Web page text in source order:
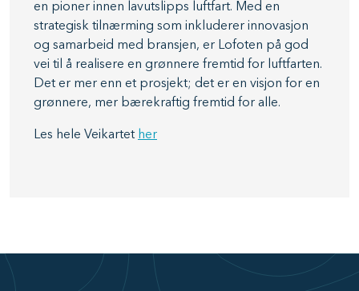
en pioner innen lavutslipps luftfart. Med en
strategisk tilnærming som inkluderer innovasjon
og samarbeid med bransjen, er Lofoten på god
vei til å realisere en grønnere fremtid for luftfarten.
Det er mer enn et prosjekt; det er en visjon for en
grønnere, mer bærekraftig fremtid for alle.
Les hele Veikartet her